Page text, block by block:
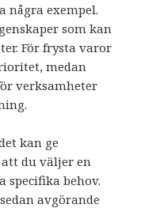
några exempel.
som kan
För frysta varor
medan
verksamheter
kan ge
du väljer en
specifika behov.
avgörande